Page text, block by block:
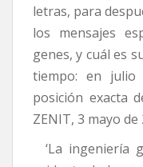
letras, para
los mensajes
genes, y cuál es
tiempo: en julio
posición exacta
ZENIT, 3 mayo de
‘La ingeniería